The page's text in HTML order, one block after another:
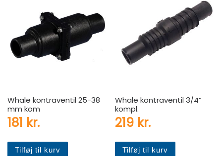
Whale kontraventil 25-38
mm kom
181 kr.
Tilføj til kurv
Whale kontraventil 3/4”
kompl.
219 kr.
Tilføj til kurv